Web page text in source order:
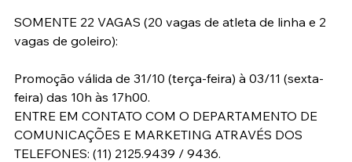
SOMENTE 22 VAGAS (20 vagas de atleta de linha e 2
vagas de goleiro):
Promoção válida de 31/10 (terça-feira) à 03/11 (sexta-
feira) das 10h às 17h00.
ENTRE EM CONTATO COM O DEPARTAMENTO DE
COMUNICAÇÕES E MARKETING ATRAVÉS DOS
TELEFONES: (11) 2125.9439 / 9436.